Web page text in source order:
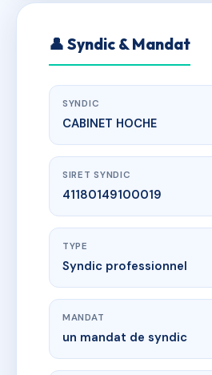
👤 Syndic & Mandat
SYNDIC
CABINET HOCHE
SIRET SYNDIC
41180149100019
TYPE
Syndic professionnel
MANDAT
un mandat de syndic